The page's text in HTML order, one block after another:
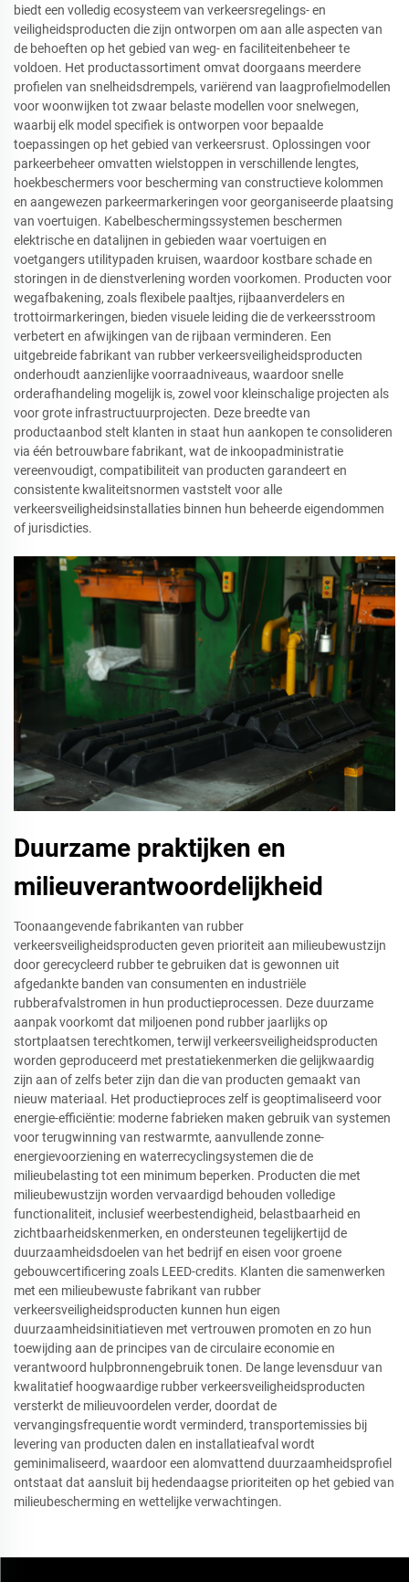
biedt een volledig ecosysteem van verkeersregelings- en
veiligheidsproducten die zijn ontworpen om aan alle aspecten van
de behoeften op het gebied van weg- en faciliteitenbeheer te
voldoen. Het productassortiment omvat doorgaans meerdere
profielen van snelheidsdrempels, variërend van laagprofielmodellen
voor woonwijken tot zwaar belaste modellen voor snelwegen,
waarbij elk model specifiek is ontworpen voor bepaalde
toepassingen op het gebied van verkeersrust. Oplossingen voor
parkeerbeheer omvatten wielstoppen in verschillende lengtes,
hoekbeschermers voor bescherming van constructieve kolommen
en aangewezen parkeermarkeringen voor georganiseerde plaatsing
van voertuigen. Kabelbeschermingssystemen beschermen
elektrische en datalijnen in gebieden waar voertuigen en
voetgangers utilitypaden kruisen, waardoor kostbare schade en
storingen in de dienstverlening worden voorkomen. Producten voor
wegafbakening, zoals flexibele paaltjes, rijbaanverdelers en
trottoirmarkeringen, bieden visuele leiding die de verkeersstroom
verbetert en afwijkingen van de rijbaan verminderen. Een
uitgebreide fabrikant van rubber verkeersveiligheidsproducten
onderhoudt aanzienlijke voorraadniveaus, waardoor snelle
orderafhandeling mogelijk is, zowel voor kleinschalige projecten als
voor grote infrastructuurprojecten. Deze breedte van
productaanbod stelt klanten in staat hun aankopen te consolideren
via één betrouwbare fabrikant, wat de inkoopadministratie
vereenvoudigt, compatibiliteit van producten garandeert en
consistente kwaliteitsnormen vaststelt voor alle
verkeersveiligheidsinstallaties binnen hun beheerde eigendommen
of jurisdicties.
Duurzame praktijken en
milieuverantwoordelijkheid
Toonaangevende fabrikanten van rubber
verkeersveiligheidsproducten geven prioriteit aan milieubewustzijn
door gerecycleerd rubber te gebruiken dat is gewonnen uit
afgedankte banden van consumenten en industriële
rubberafvalstromen in hun productieprocessen. Deze duurzame
aanpak voorkomt dat miljoenen pond rubber jaarlijks op
stortplaatsen terechtkomen, terwijl verkeersveiligheidsproducten
worden geproduceerd met prestatiekenmerken die gelijkwaardig
zijn aan of zelfs beter zijn dan die van producten gemaakt van
nieuw materiaal. Het productieproces zelf is geoptimaliseerd voor
energie-efficiëntie: moderne fabrieken maken gebruik van systemen
voor terugwinning van restwarmte, aanvullende zonne-
energievoorziening en waterrecyclingsystemen die de
milieubelasting tot een minimum beperken. Producten die met
milieubewustzijn worden vervaardigd behouden volledige
functionaliteit, inclusief weerbestendigheid, belastbaarheid en
zichtbaarheidskenmerken, en ondersteunen tegelijkertijd de
duurzaamheidsdoelen van het bedrijf en eisen voor groene
gebouwcertificering zoals LEED-credits. Klanten die samenwerken
met een milieubewuste fabrikant van rubber
verkeersveiligheidsproducten kunnen hun eigen
duurzaamheidsinitiatieven met vertrouwen promoten en zo hun
toewijding aan de principes van de circulaire economie en
verantwoord hulpbronnengebruik tonen. De lange levensduur van
kwalitatief hoogwaardige rubber verkeersveiligheidsproducten
versterkt de milieuvoordelen verder, doordat de
vervangingsfrequentie wordt verminderd, transportemissies bij
levering van producten dalen en installatieafval wordt
geminimaliseerd, waardoor een alomvattend duurzaamheidsprofiel
ontstaat dat aansluit bij hedendaagse prioriteiten op het gebied van
milieubescherming en wettelijke verwachtingen.